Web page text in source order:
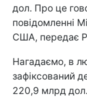
дол. Про це
повідомленні
США, передає
Нагадаємо, в
зафіксований
220,9 млрд дол.